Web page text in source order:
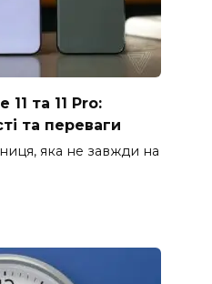
11 та 11 Pro:
та переваги
яка не завжди на